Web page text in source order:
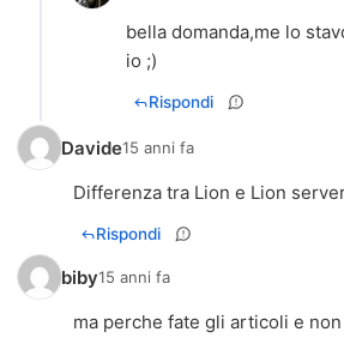
bella domanda,me lo
io ;)
Rispondi
Davide15 anni fa
Differenza tra Lion e Lion
Rispondi
biby15 anni fa
ma perche fate gli articoli e